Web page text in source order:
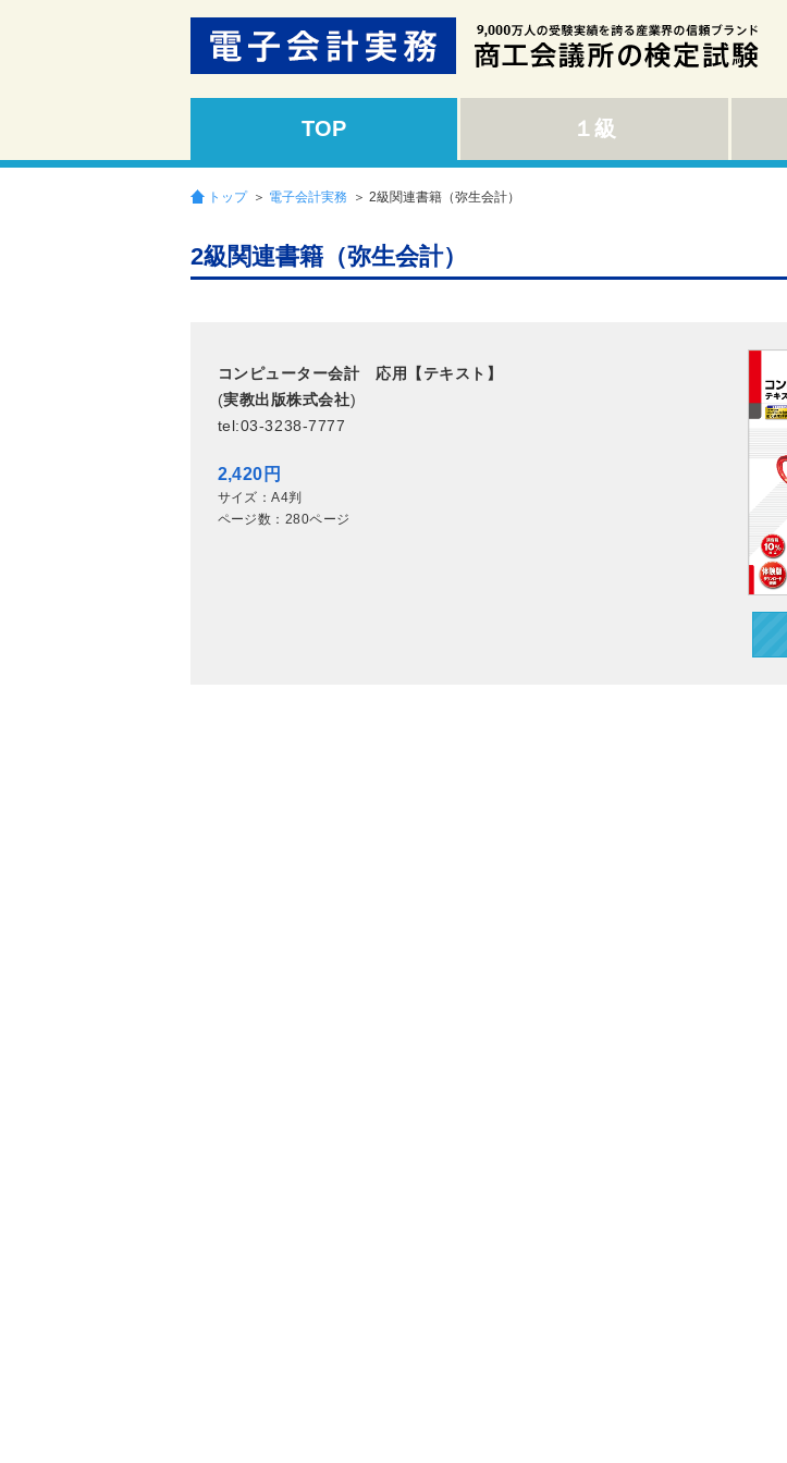
TOP １級
トップ ＞ 電子会計実務 ＞ 2級関連書籍（弥生会計）
2級関連書籍（弥生会計）
コンピューター会計 応用【テキスト】
(実教出版株式会社)
tel:03-3238-7777
2,420円
サイズ：A4判
ページ数：280ページ